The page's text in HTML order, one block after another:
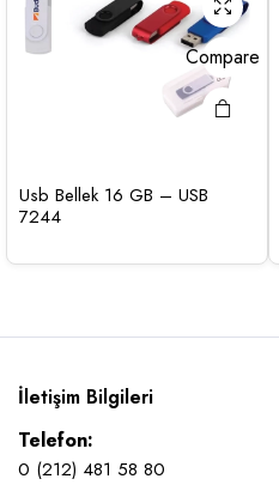
Compare
Usb Bellek 16 GB – USB
7244
İletişim Bilgileri
Telefon:
0 (212) 481 58 80